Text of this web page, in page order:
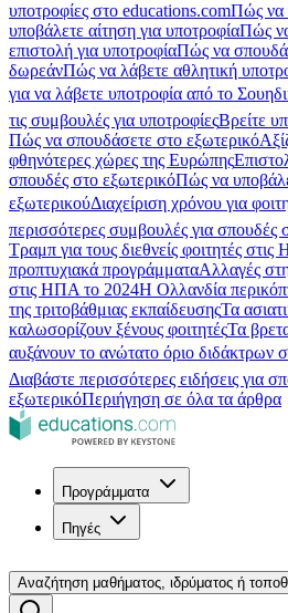
υποτροφίες στο educations.comΠώς να
υποβάλετε αίτηση για υποτροφίαΠώς
επιστολή για υποτροφίαΠώς να
δωρεάνΠώς να λάβετε αθλητική
για να λάβετε υποτροφία από το
τις συμβουλές για υποτροφίεςΒρείτε
Πώς να σπουδάσετε στο εξωτερικό
φθηνότερες χώρες της Ευρώπης
σπουδές στο εξωτερικόΠώς να
εξωτερικούΔιαχείριση χρόνου για
περισσότερες συμβουλές για σπουδές
Τραμπ για τους διεθνείς φοιτητές
προπτυχιακά προγράμματαΑλλαγές
στις ΗΠΑ το 2024Η Ολλανδία
της τριτοβάθμιας εκπαίδευσηςΤα
καλωσορίζουν ξένους φοιτητέςΤα
αυξάνουν το ανώτατο όριο διδάκτρων
Διαβάστε περισσότερες ειδήσεις για
εξωτερικόΠεριήγηση σε όλα τα άρθρα
Προγράμματα
Πηγές
Αναζήτηση μαθήματος, ιδρύματος ή